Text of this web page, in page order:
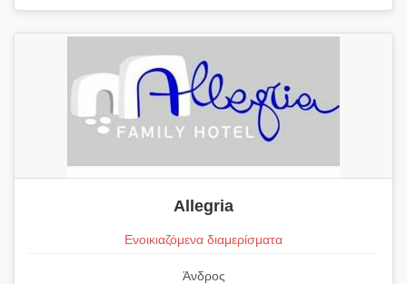
Allegria
Ενοικιαζόμενα διαμερίσματα
Άνδρος